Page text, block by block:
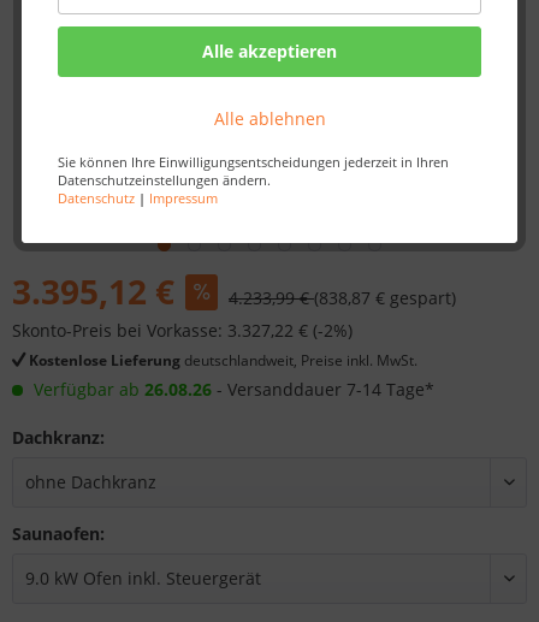
Alle akzeptieren
Alle ablehnen
Sie können Ihre Einwilligungsentscheidungen jederzeit in Ihren
Datenschutzeinstellungen ändern.
Datenschutz| Impressum
3.395,12 € 4.233,99 €(838,87 € gespart)
Skonto-Preis bei Vorkasse: 3.327,22 € (-2%)
Kostenlose Lieferung deutschlandweit, Preise inkl. MwSt.
Verfügbar ab 26.08.26 - Versanddauer 7-14 Tage*
Dachkranz:
Saunaofen: